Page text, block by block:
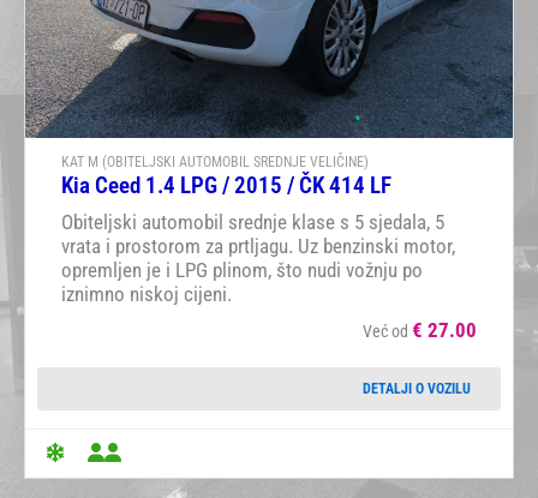
KAT M (OBITELJSKI AUTOMOBIL SREDNJE VELIČINE)
Kia Ceed 1.4 LPG / 2015 / ČK 414 LF
Obiteljski automobil srednje klase s 5 sjedala, 5
vrata i prostorom za prtljagu. Uz benzinski motor,
opremljen je i LPG plinom, što nudi vožnju po
iznimno niskoj cijeni.
Već od € 27.00
DETALJI O VOZILU